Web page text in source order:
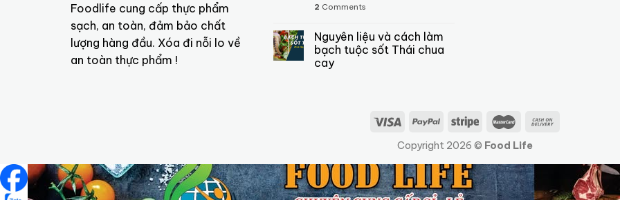
Foodlife cung cấp thực phẩm
sạch, an toàn, đảm bảo chất
lượng hàng đầu. Xóa đi nỗi lo về
an toàn thực phẩm !
2 Comments
Nguyên liệu và cách làm
bạch tuộc sốt Thái chua
cay
Copyright 2026 © Food Life